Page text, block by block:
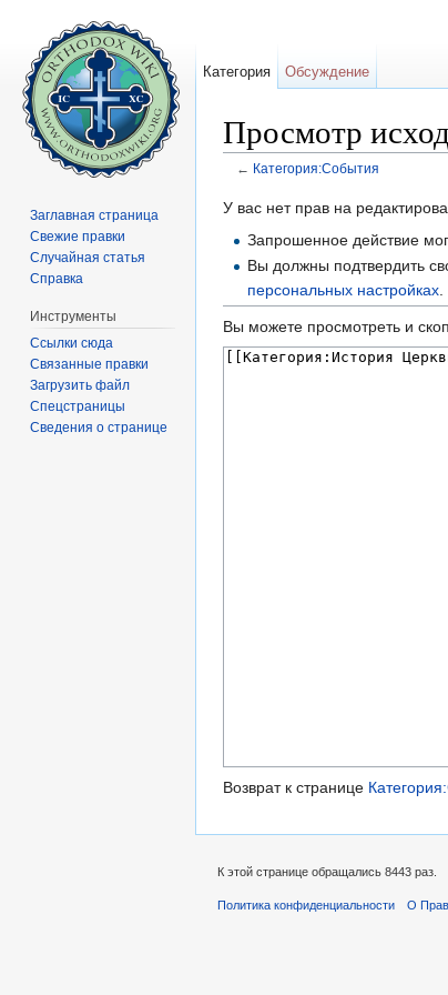
Просмотр
← Категория:События
У вас нет прав на
Запрошенное действие
Вы должны подтвердить
персональных настройках
Вы можете просмотреть и
Возврат к странице
Категория Обсуждение
Заглавная страница
Свежие правки
Случайная статья
Справка
Инструменты
Ссылки сюда
Связанные правки
Загрузить файл
Спецстраницы
Сведения о странице
К этой странице обращались 8443 раз.
Политика конфиденциальности О